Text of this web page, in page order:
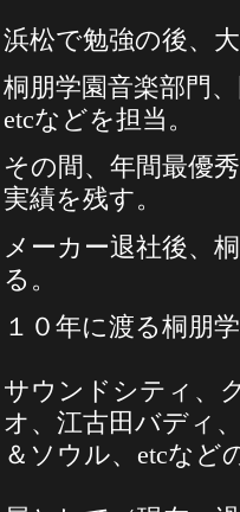
浜松で勉強の後、
桐朋学園音楽部門
etcなどを担当。
その間、年間最優
実績を残す。
メーカー退社後、
る。
１０年に渡る桐朋
サウンドシティ、
オ、江古田バディ
＆ソウル、 etcなど